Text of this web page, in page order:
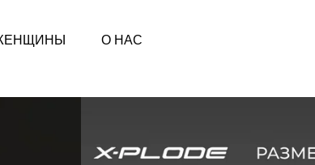
О НАС